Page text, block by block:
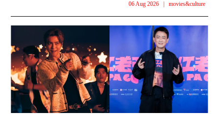
06 Aug 2026 movies&culture